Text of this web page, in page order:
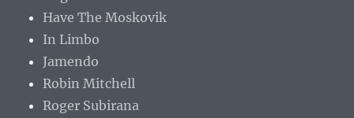
Have The Moskovik
In Limbo
Jamendo
Robin Mitchell
Roger Subirana